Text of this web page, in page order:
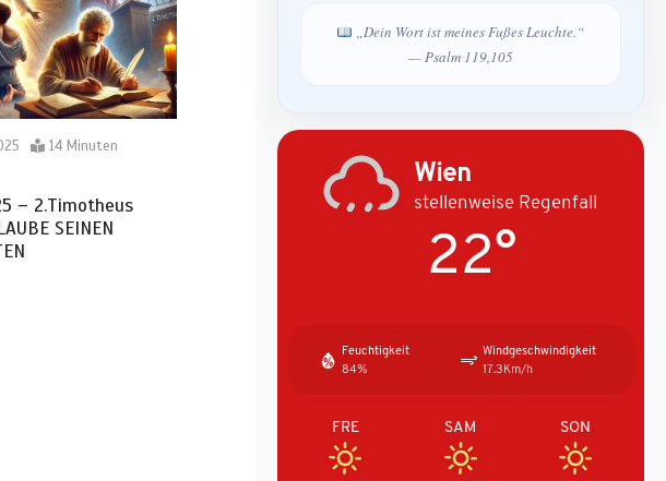
14 Minuten
– 2.Timotheus
SEINEN
„Dein Wort ist meines Fußes Leuchte.“
— Psalm 119,105
Wien
stellenweise Regenfall
22°
Feuchtigkeit
84%
Windgeschwindigkeit
17.3Km/h
FRE SAM SON